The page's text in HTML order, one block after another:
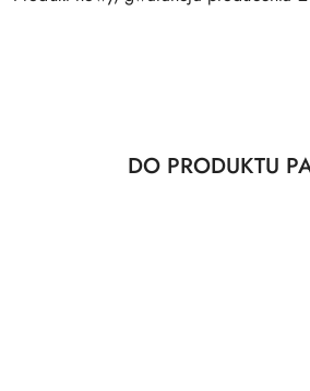
Pomiń karuzelę produktów
Produkty
DO PRODUKTU